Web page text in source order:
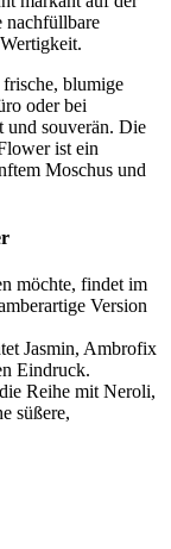
nachfüllbare
blumige
oder bei
und souverän. Die
ist ein
Moschus und
möchte, findet im
Version
Jasmin, Ambrofix
Eindruck.
Reihe mit Neroli,
süßere,